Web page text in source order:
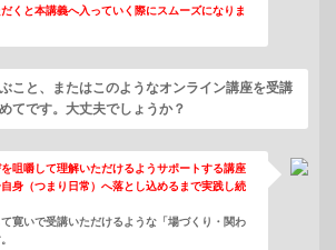
くと本講義へ入っていく際にスムーズになりま
こと、またはこのようなオンライン講座を受講
てです。大丈夫でしょうか？
咀嚼して理解いただけるようサポートする講座
身（つまり日常）へ落とし込めるまで実践し続
寛いで受講いただけるような「場づくり・関わ